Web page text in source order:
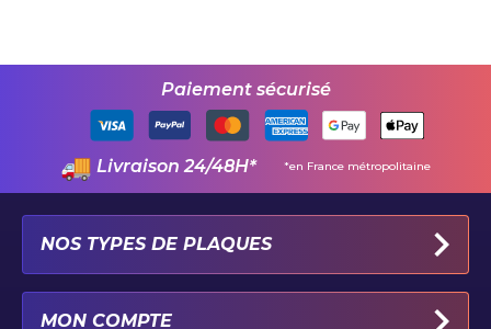
Paiement sécurisé
Livraison 24/48H* *en France métropolitaine
NOS TYPES DE PLAQUES
MON COMPTE